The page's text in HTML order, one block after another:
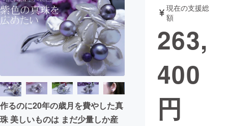
アート・写真 音楽
テクノロジー・ガジェット ゲーム・サ
映像・映画
ビジネス・起業
まちづくり・地域活性化
作るのに20年の歳月を費やした真
珠 美しいものは まだ少量しか産
現在の支援総
額
263,
400
円